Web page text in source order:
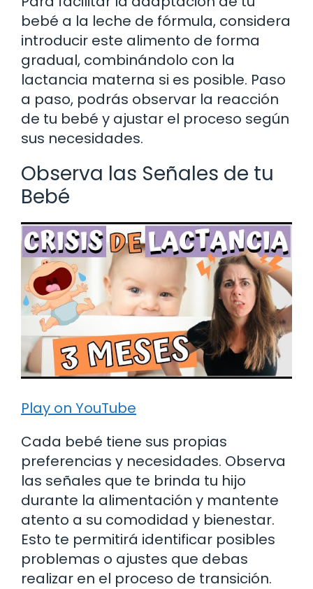
bebé a la leche de fórmula, considera
introducir este alimento de forma
gradual, combinándolo con la
lactancia materna si es posible. Paso
a paso, podrás observar la reacción
de tu bebé y ajustar el proceso según
sus necesidades.
Observa las Señales de tu
Bebé
Play on YouTube
Cada bebé tiene sus propias
preferencias y necesidades. Observa
las señales que te brinda tu hijo
durante la alimentación y mantente
atento a su comodidad y bienestar.
Esto te permitirá identificar posibles
problemas o ajustes que debas
realizar en el proceso de transición.